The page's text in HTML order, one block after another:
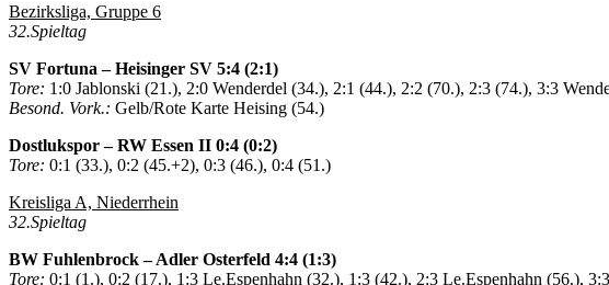
Bezirksliga, Gruppe 6
32.Spieltag
SV Fortuna – Heisinger SV 5:4 (2:1)
Tore: 1:0 Jablonski (21.), 2:0 Wenderdel (34.), 2:1 (44.), 2:2 (70.), 2:3 (74.), 3:3
Besond. Vork.: Gelb/Rote Karte Heising (54.)
Dostlukspor – RW Essen II 0:4 (0:2)
Tore: 0:1 (33.), 0:2 (45.+2), 0:3 (46.), 0:4 (51.)
Kreisliga A, Niederrhein
32.Spieltag
BW Fuhlenbrock – Adler Osterfeld 4:4 (1:3)
Tore: 0:1 (1.), 0:2 (17.), 1:3 Le.Espenhahn (32.), 1:3 (42.), 2:3 Le.Espenhahn (56.),